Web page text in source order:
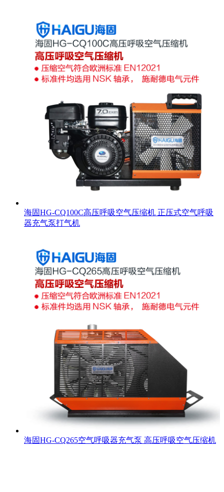
海固HG-CQ100C高压呼吸空气压缩机 正压式空气呼吸
器充气泵打气机
海固HG-CQ265空气呼吸器充气泵 高压呼吸空气压缩机